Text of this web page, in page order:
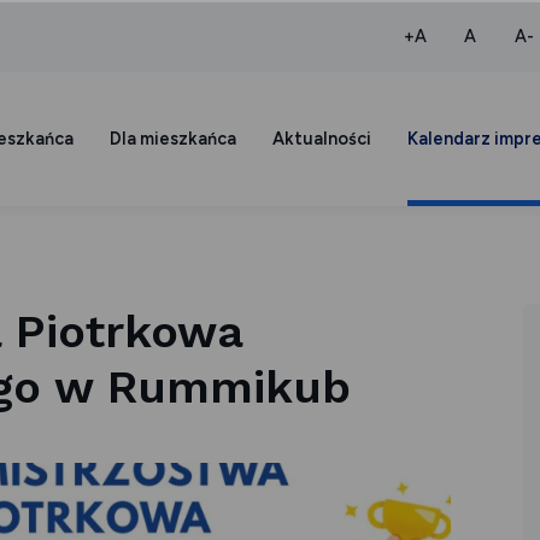
+Awiększa
A A-
Dla mieszkańca Aktualności Kalendarz
Piotrkowa
w Rummikub